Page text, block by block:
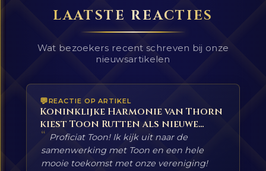
LAATSTE REACTIES
Wat bezoekers recent schreven bij onze
nieuwsartikelen
REACTIE OP ARTIKEL
Koninklijke Harmonie van Thorn
kiest Toon Rutten als nieuwe
chef-dirigent
“
samenwerking met Toon en een hele
mooie toekomst met onze vereniging!